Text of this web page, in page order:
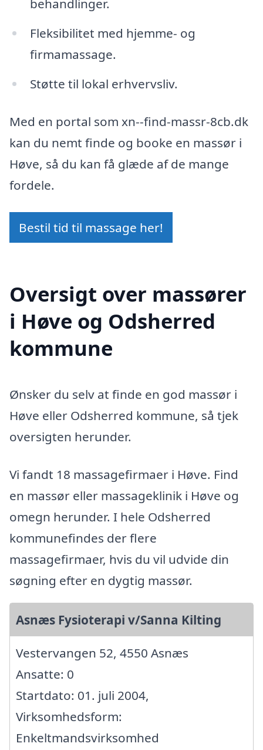
behandlinger.
Fleksibilitet med hjemme- og
firmamassage.
Støtte til lokal erhvervsliv.
Med en portal som xn--find-massr-8cb.dk
kan du nemt finde og booke en massør i
Høve, så du kan få glæde af de mange
fordele.
Bestil tid til massage her!
Oversigt over massører
i Høve og Odsherred
kommune
Ønsker du selv at finde en god massør i
Høve eller Odsherred kommune, så tjek
oversigten herunder.
Vi fandt 18 massagefirmaer i Høve. Find
en massør eller massageklinik i Høve og
omegn herunder. I hele Odsherred
kommunefindes der flere
massagefirmaer, hvis du vil udvide din
søgning efter en dygtig massør.
Asnæs Fysioterapi v/Sanna Kilting
Vestervangen 52, 4550 Asnæs
Ansatte: 0
Startdato: 01. juli 2004,
Virksomhedsform:
Enkeltmandsvirksomhed